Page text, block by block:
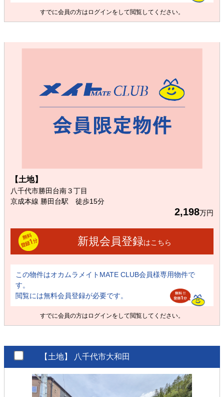
すでに会員の方は ログインをして閲覧してください。
【土地】
八千代市勝田台南３丁目
京成本線 勝田台駅 徒歩15分
2,198万円
新規会員登録はこちら
この物件はオカムラメイトMATE CLUB会員様専用物件で
す。
閲覧には無料会員登録が必要です。
すでに会員の方は ログインをして閲覧してください。
【土地】 八千代市大和田